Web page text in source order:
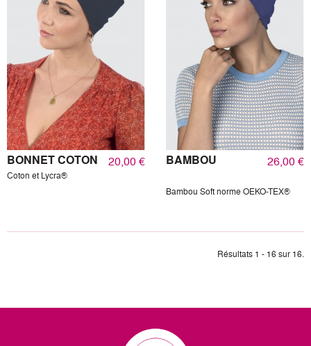
BONNET COTON 20,00 €
Coton et Lycra®
BAMBOU 26,00 €
Bambou Soft norme OEKO-TEX®
Résultats 1 - 16 sur 16.